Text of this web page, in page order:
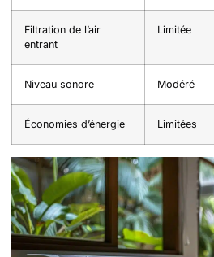
Filtration de l’air
entrant
Limitée
Niveau sonore Modéré
Économies d’énergie Limitées